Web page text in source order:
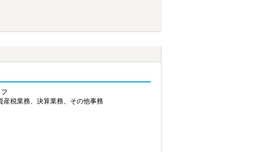
産税業務、決算業務、その他事務